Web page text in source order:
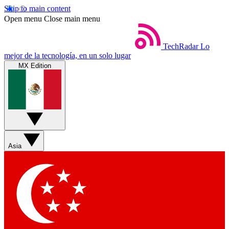
Skip to main content
Open menu Close main menu
TechRadar Lo
mejor de la tecnología, en un solo lugar
MX Edition
Asia